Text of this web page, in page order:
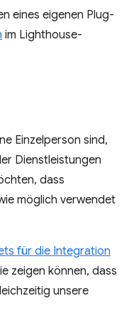
eines eigenen Plug-
im Lighthouse-
Einzelperson sind,
Dienstleistungen
dass
möglich verwendet
für die Integration
zeigen können, dass
unsere